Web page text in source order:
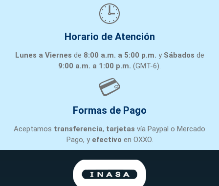
🕒
Horario de Atención
Lunes a Viernes de 8:00 a.m. a 5:00 p.m. y Sábados de
9:00 a.m. a 1:00 p.m. (GMT-6).
💳
Formas de Pago
Aceptamos transferencia, tarjetas vía Paypal o Mercado
Pago, y efectivo en OXXO.